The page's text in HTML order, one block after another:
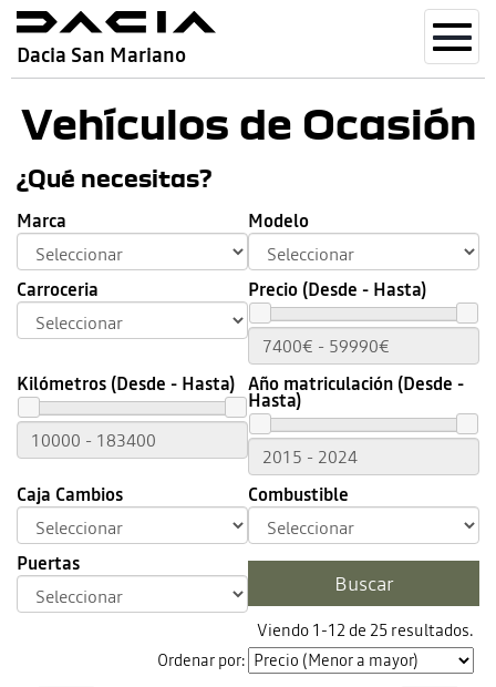
Dacia San Mariano
Vehículos de Ocasión
¿Qué necesitas?
Marca Modelo
Carroceria Precio (Desde - Hasta)
Kilómetros (Desde - Hasta) Año matriculación (Desde -
Hasta)
Caja Cambios Combustible
Puertas
Viendo 1-12 de 25 resultados.
Ordenar por: